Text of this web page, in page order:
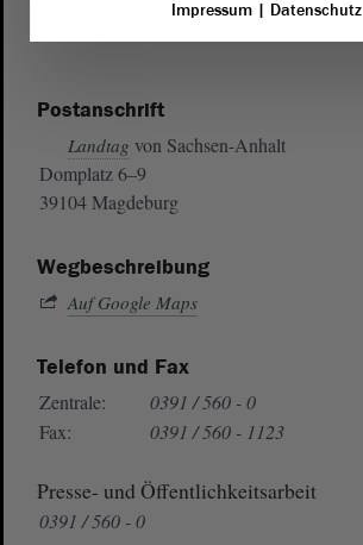
Postanschrift
Landtag von Sachsen-Anhalt
Domplatz 6–9
39104 Magdeburg
Wegbeschreibung
Auf Google Maps
Telefon und Fax
Zentrale:
0391 / 560 - 0
Fax:
0391 / 560 - 1123
Presse- und Öffentlichkeitsarbeit
0391 / 560 - 0
Impressum| Datenschutz